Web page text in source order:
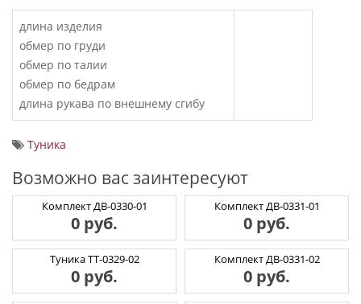
длина изделия
обмер по груди
обмер по талии
обмер по бедрам
длина рукава по внешнему сгибу
Туника
Возможно вас заинтересуют
Комплект ДВ-0330-01
0 руб.
Комплект ДВ-0331-01
0 руб.
Туника ТТ-0329-02
0 руб.
Комплект ДВ-0331-02
0 руб.